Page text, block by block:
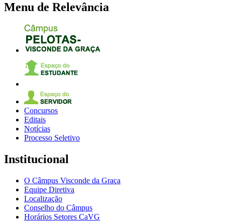
Menu de Relevância
Concursos
Editais
Notícias
Processo Seletivo
Institucional
O Câmpus Visconde da Graça
Equipe Diretiva
Localização
Conselho do Câmpus
Horários Setores CaVG